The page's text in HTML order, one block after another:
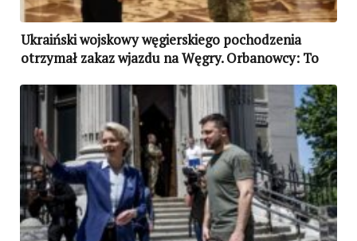
Ukraiński wojskowy węgierskiego pochodzenia
otrzymał zakaz wjazdu na Węgry. Orbanowcy: To